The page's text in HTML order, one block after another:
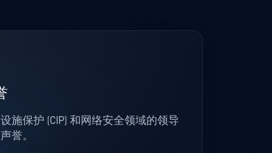
施保护 (CIP) 和网络安全领域的领导
誉。